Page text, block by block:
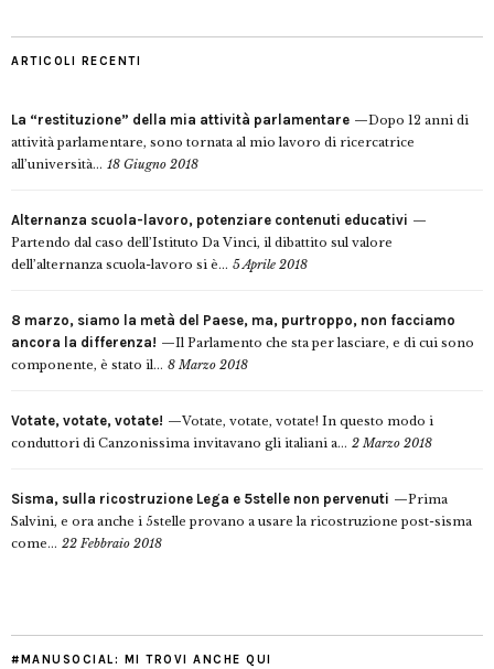
ARTICOLI RECENTI
La “restituzione” della mia attività parlamentare
Dopo 12 anni di
attività parlamentare, sono tornata al mio lavoro di ricercatrice
all’università... 18 Giugno 2018
Alternanza scuola-lavoro, potenziare contenuti educativi
Partendo dal caso dell’Istituto Da Vinci, il dibattito sul valore
dell’alternanza scuola-lavoro si è... 5 Aprile 2018
8 marzo, siamo la metà del Paese, ma, purtroppo, non facciamo
ancora la differenza!
Il Parlamento che sta per lasciare, e di cui sono
componente, è stato il... 8 Marzo 2018
Votate, votate, votate!
Votate, votate, votate! In questo modo i
conduttori di Canzonissima invitavano gli italiani a... 2 Marzo 2018
Sisma, sulla ricostruzione Lega e 5stelle non pervenuti
Prima
Salvini, e ora anche i 5stelle provano a usare la ricostruzione post-sisma
come... 22 Febbraio 2018
#MANUSOCIAL: MI TROVI ANCHE QUI